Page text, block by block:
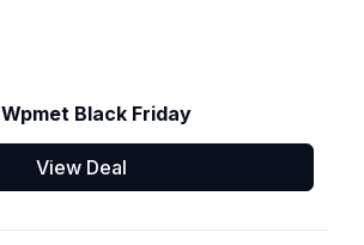
Wpmet Black Friday
View Deal